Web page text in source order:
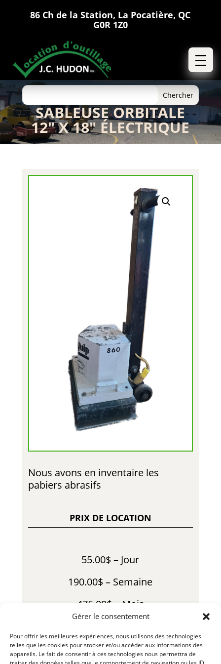
Gérer le consentement
Pour offrir les meilleures expériences, nous utilisons des technologies
telles que les cookies pour stocker et/ou accéder aux informations des
appareils. Le fait de consentir à ces technologies nous permettra de
86 Ch de la Station, La Pocatière, QC
G0R 1Z0
SABLEUSE ORBITALE
12″ X 18″ ÉLECTRIQUE
Nous avons en inventaire les
pabiers abrasifs
PRIX DE LOCATION
55.00$ – Jour
190.00$ – Semaine
475.00$ – Mois
*Usure consommables en sus